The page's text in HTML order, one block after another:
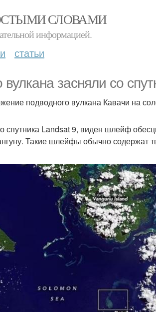
СЛОВАМИ
информацией.
статьи
засняли со
подводного вулкана Кавачи на
спутника Landsat 9, виден шлейф
Такие шлейфы обычно содержат